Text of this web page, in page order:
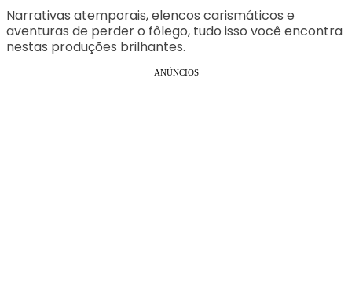
Narrativas atemporais, elencos carismáticos e
aventuras de perder o fôlego, tudo isso você encontra
nestas produções brilhantes.
ANÚNCIOS